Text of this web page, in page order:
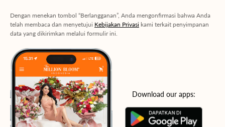
Dengan menekan tombol “Berlangganan”, Anda mengonfirmasi bahwa Anda
telah membaca dan menyetujui Kebijakan Privasi kami terkait penyimpanan
data yang dikirimkan melalui formulir ini.
Download our apps: